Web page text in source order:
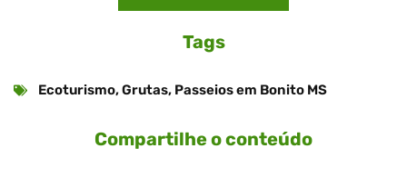
Tags
Ecoturismo,Grutas, Passeios em Bonito MS
Compartilhe o conteúdo